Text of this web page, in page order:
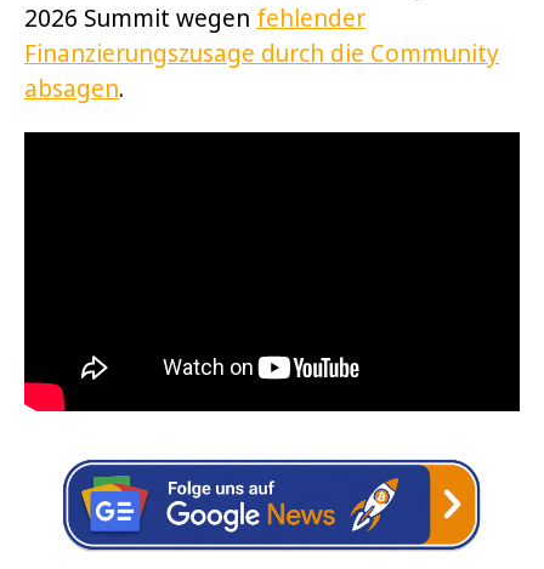
2026 Summit wegen fehlender
Finanzierungszusage durch die Community
absagen.